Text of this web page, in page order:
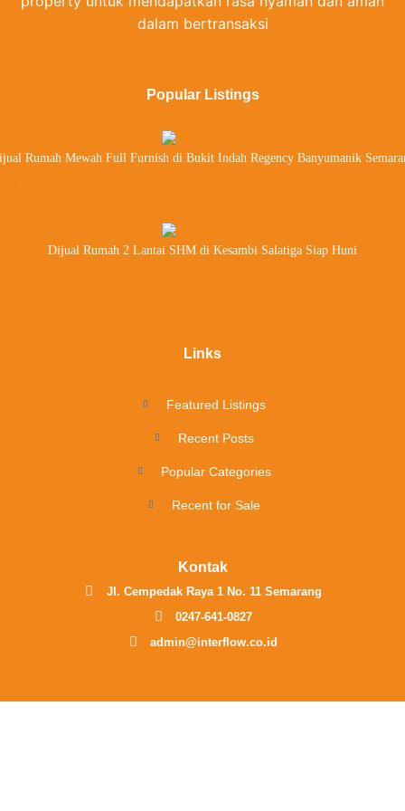
dalam bertransaksi
Popular Listings
Rumah Mewah Full Furnish di Bukit Indah Regency Banyumanik
Dijual Rumah 2 Lantai SHM di Kesambi Salatiga Siap Huni
Links
Featured Listings
Recent Posts
Popular Categories
Recent for Sale
Kontak
Jl. Cempedak Raya 1 No. 11 Semarang
0247-641-0827
admin@interflow.co.id